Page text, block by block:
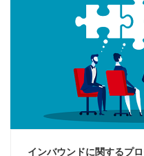
インバウンドに関するプ